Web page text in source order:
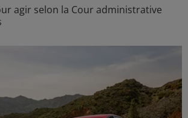
agir selon la Cour administrative